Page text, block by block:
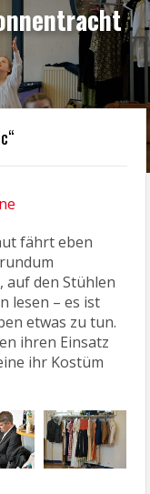
fährt eben
auf den Stühlen
lesen – es ist
etwas zu tun.
ihren Einsatz
ihr Kostüm